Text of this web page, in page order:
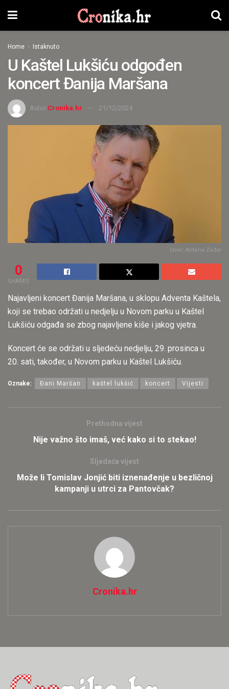
Home Istaknuto
U Kaštel Lukšiću odgođen
koncert Đanija Maršana
Autor Cronika.hr 21/12/2024
Izvor: Antena Zadar
0
SHARES
Najavljeni koncert Đanija Maršana, u sklopu Adventa Kaštela,
koji se trebao održati u nedjelju u Novom parku u Kaštel
Lukšiću odgađa se zbog najavljene kiše i jakog vjetra.
Koncert će se održati u sljedeću nedjelju, 29. prosinca u
20. sati, također, u Novom parku u Kaštel Lukšiću.
Oznake: Đani Maršan kaštel lukšić koncert Vijesti
Prethodna vijest
Nije važno što imaš, već kako si to stekao!
Sljedeća vijest
Može li Tomislav Jonjić biti iznenađenje u bezličnoj
kampanji u utrci za Pantovčak?
Cronika.hr